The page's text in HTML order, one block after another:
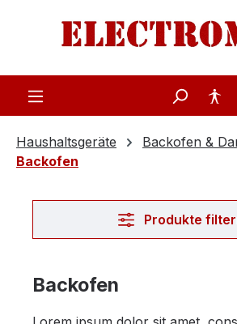
Zum Hauptinhalt springen
Haushaltsgeräte
Backofen &
Backofen
Produkte
Backofen